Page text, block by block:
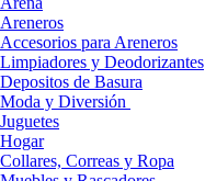
Areneros
Accesorios para Areneros
Limpiadores y Deodorizantes
Depositos de Basura
Moda y Diversión
Juguetes
Hogar
Collares, Correas y Ropa